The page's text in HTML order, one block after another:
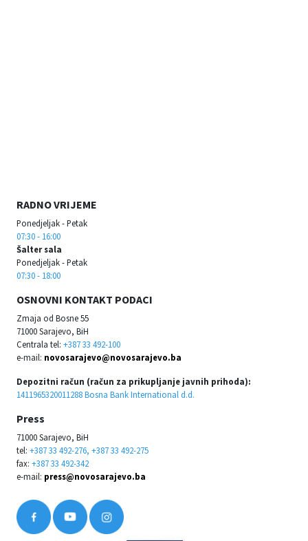
RADNO VRIJEME
Ponedjeljak - Petak
07:30 - 16:00
Šalter sala
Ponedjeljak - Petak
07:30 - 18:00
OSNOVNI KONTAKT PODACI
Zmaja od Bosne 55
71000 Sarajevo, BiH
Centrala tel: +387 33 492-100
e-mail: novosarajevo@novosarajevo.ba
Depozitni račun (račun za prikupljanje javnih prihoda):
1411965320011288 Bosna Bank International d.d.
Press
71000 Sarajevo, BiH
tel: +387 33 492-276, +387 33 492-275
fax: +387 33 492-342
e-mail: press@novosarajevo.ba